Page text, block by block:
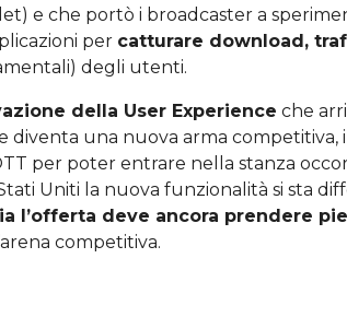
e che portò i broadcaster a
per catturare download,
degli utenti.
della User Experience che
una nuova arma competitiva,
per poter entrare nella stanza
Uniti la nuova funzionalità si sta
l’offerta deve ancora prendere
competitiva.